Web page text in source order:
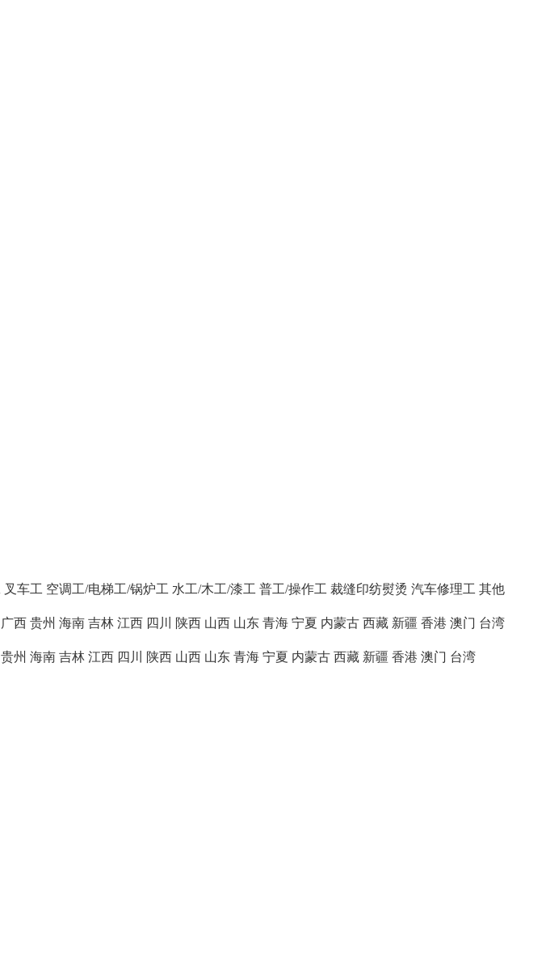
叉车工 空调工/电梯工/锅炉工 水工/木工/漆工 普工/操作工 裁缝印纺熨烫 汽车修理工 其他
广西 贵州 海南 吉林 江西 四川 陕西 山西 山东 青海 宁夏 内蒙古 西藏 新疆 香港 澳门 台湾
贵州 海南 吉林 江西 四川 陕西 山西 山东 青海 宁夏 内蒙古 西藏 新疆 香港 澳门 台湾